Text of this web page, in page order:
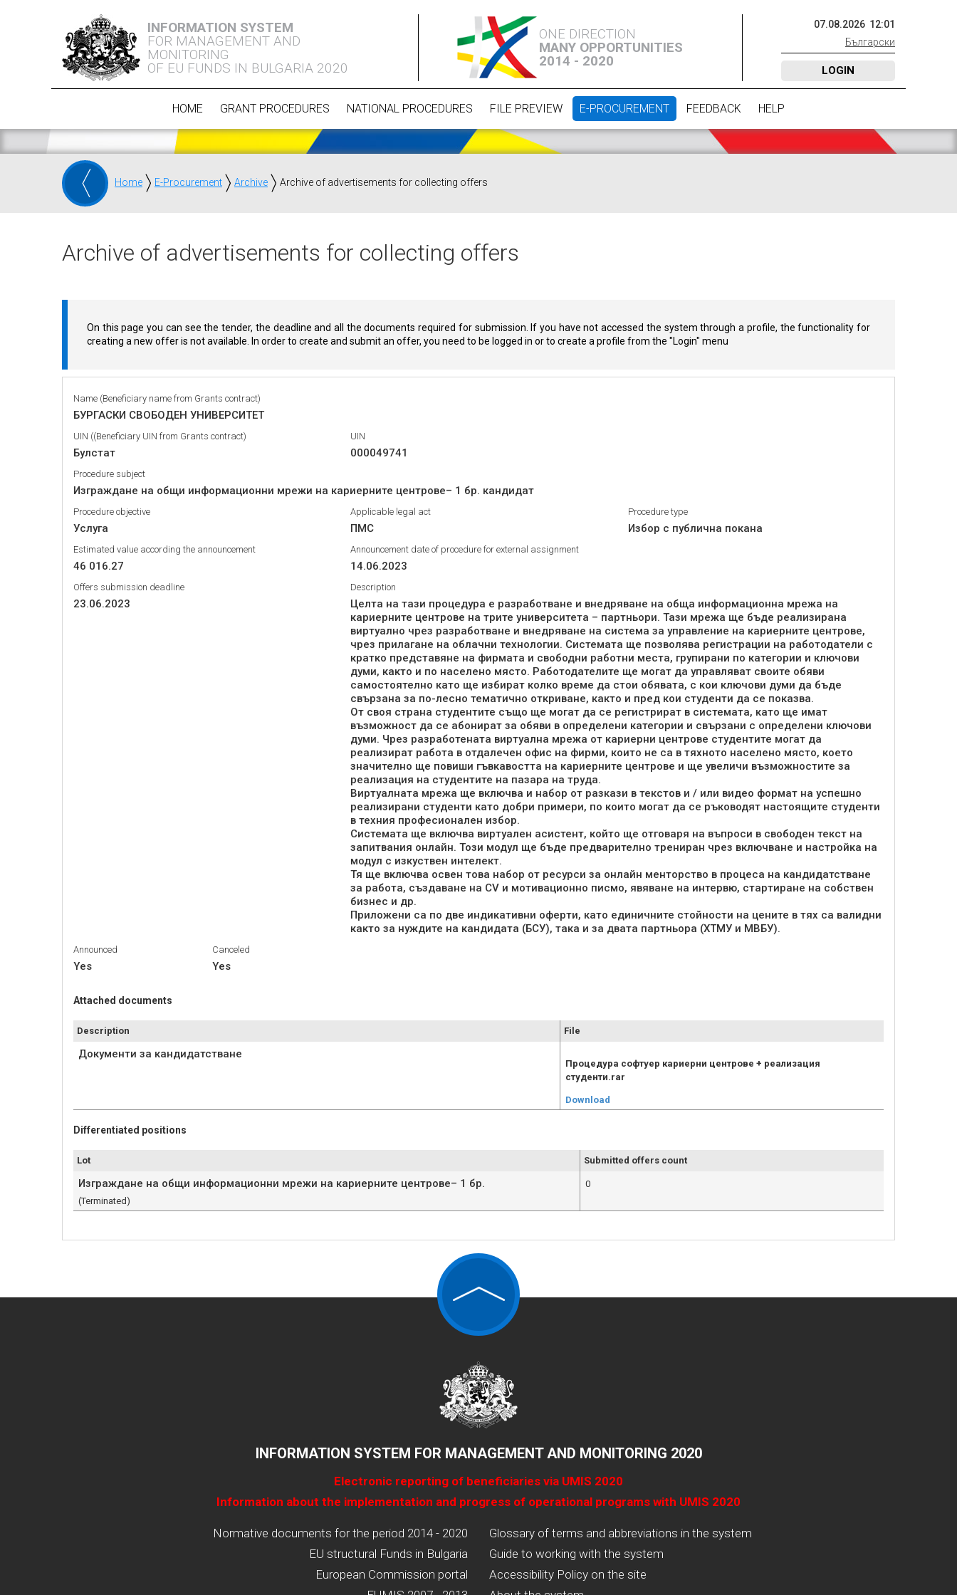
INFORMATION SYSTEM
FOR MANAGEMENT AND
MONITORING
OF EU FUNDS IN BULGARIA 2020
ONE DIRECTION
MANY OPPORTUNITIES
2014 - 2020
07.08.2026 12:01
Български
LOGIN
HOME GRANT PROCEDURES NATIONAL PROCEDURES FILE PREVIEW E-PROCUREMENT FEEDBACK HELP
Home E-Procurement Archive Archive of advertisements for collecting offers
Archive of advertisements for collecting offers
On this page you can see the tender, the deadline and all the documents required for submission. If you have not accessed the system through a profile, the functionality for
creating a new offer is not available. In order to create and submit an offer, you need to be logged in or to create a profile from the "Login" menu
Name (Beneficiary name from Grants contract)
БУРГАСКИ СВОБОДЕН УНИВЕРСИТЕТ
UIN ((Beneficiary UIN from Grants contract)
Булстат
UIN
000049741
Procedure subject
Изграждане на общи информационни мрежи на кариерните центрове– 1 бр. кандидат
Procedure objective
Услуга
Applicable legal act
ПМС
Procedure type
Избор с публична покана
Estimated value according the announcement
46 016.27
Announcement date of procedure for external assignment
14.06.2023
Offers submission deadline
23.06.2023
Description
Целта на тази процедура е разработване и внедряване на обща информационна мрежа на
кариерните центрове на трите университета – партньори. Тази мрежа ще бъде реализирана
виртуално чрез разработване и внедряване на система за управление на кариерните центрове,
чрез прилагане на облачни технологии. Системата ще позволява регистрации на работодатели с
кратко представяне на фирмата и свободни работни места, групирани по категории и ключови
думи, както и по населено място. Работодателите ще могат да управляват своите обяви
самостоятелно като ще избират колко време да стои обявата, с кои ключови думи да бъде
свързана за по-лесно тематично откриване, както и пред кои студенти да се показва.
От своя страна студентите също ще могат да се регистрират в системата, като ще имат
възможност да се абонират за обяви в определени категории и свързани с определени ключови
думи. Чрез разработената виртуална мрежа от кариерни центрове студентите могат да
реализират работа в отдалечен офис на фирми, които не са в тяхното населено място, което
значително ще повиши гъвкавостта на кариерните центрове и ще увеличи възможностите за
реализация на студентите на пазара на труда.
Виртуалната мрежа ще включва и набор от разкази в текстов и / или видео формат на успешно
реализирани студенти като добри примери, по които могат да се ръководят настоящите студенти
в техния професионален избор.
Системата ще включва виртуален асистент, който ще отговаря на въпроси в свободен текст на
запитвания онлайн. Този модул ще бъде предварително трениран чрез включване и настройка на
модул с изкуствен интелект.
Тя ще включва освен това набор от ресурси за онлайн менторство в процеса на кандидатстване
за работа, създаване на CV и мотивационно писмо, явяване на интервю, стартиране на собствен
бизнес и др.
Приложени са по две индикативни оферти, като единичните стойности на цените в тях са валидни
както за нуждите на кандидата (БСУ), така и за двата партньора (ХТМУ и МВБУ).
Announced
Yes
Canceled
Yes
Attached documents
Description File
Документи за кандидатстване
Процедура софтуер кариерни центрове + реализация
студенти.rar
Download
Differentiated positions
Lot Submitted offers count
Изграждане на общи информационни мрежи на кариерните центрове– 1 бр.
(Terminated)
0
INFORMATION SYSTEM FOR MANAGEMENT AND MONITORING 2020
Electronic reporting of beneficiaries via UMIS 2020
Information about the implementation and progress of operational programs with UMIS 2020
Normative documents for the period 2014 - 2020
EU structural Funds in Bulgaria
European Commission portal
Glossary of terms and abbreviations in the system
Guide to working with the system
Accessibility Policy on the site